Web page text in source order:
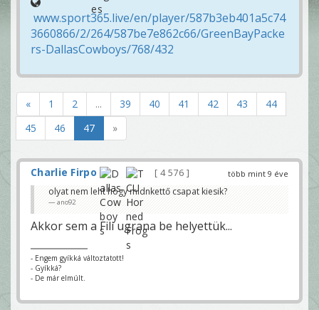
www.sport365.live/en/player/587b3eb401a5c74
3660866/2/264/587be7e862c66/GreenBayPacke
rs-DallasCowboys/768/432
« 1 2 ... 39 40 41 42 43
44
45
46 47 »
több mint 9 éve
Charlie Firpo
4 576
olyat nem leht hogy midnkettő csapat kiesik?
ano92
Akkor sem a Fili ugrana be helyettük...
- Engem gyíkká változtatott!
- Gyíkká?
- De már elmúlt.